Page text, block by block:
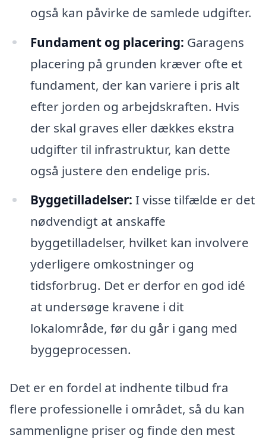
også kan påvirke de samlede udgifter.
Fundament og placering: Garagens
placering på grunden kræver ofte et
fundament, der kan variere i pris alt
efter jorden og arbejdskraften. Hvis
der skal graves eller dækkes ekstra
udgifter til infrastruktur, kan dette
også justere den endelige pris.
Byggetilladelser: I visse tilfælde er det
nødvendigt at anskaffe
byggetilladelser, hvilket kan involvere
yderligere omkostninger og
tidsforbrug. Det er derfor en god idé
at undersøge kravene i dit
lokalområde, før du går i gang med
byggeprocessen.
Det er en fordel at indhente tilbud fra
flere professionelle i området, så du kan
sammenligne priser og finde den mest